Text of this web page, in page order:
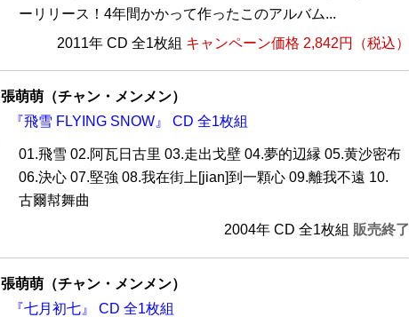
ーリリース！4年間かかって作ったこのアルバム...
2011年 CD 全1枚組 キャンペーン価格 2,842円（税込）
張萌萌（チャン・メンメン）
『飛雪 FLYING SNOW』 CD 全1枚組
01.飛雪 02.阿瓦日古里 03.走出戈壁 04.夢的辺縁 05.黄沙密布
06.決心 07.堅強 08.我在街上[jian]到一顆心 09.離我不遠 10.
古爾幇舞曲
2004年 CD 全1枚組 販売終了
張萌萌（チャン・メンメン）
『七月初七』 CD 全1枚組